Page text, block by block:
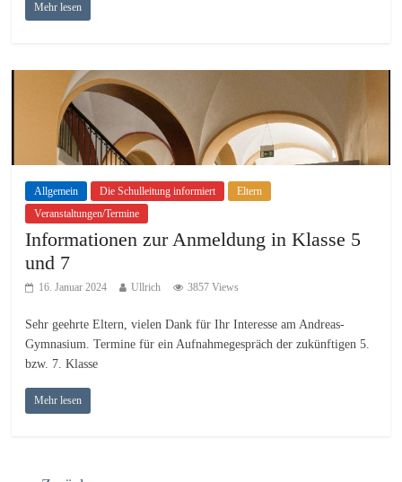
Mehr lesen
Allgemein Die Schulleitung informiert
Eltern
Veranstaltungen/Termine
Informationen zur Anmeldung in Klasse 5
und 7
16. Januar 2024 Ullrich 3857 Views
Sehr geehrte Eltern, vielen Dank für Ihr Interesse am Andreas-
Gymnasium. Termine für ein Aufnahmegespräch der zukünftigen 5.
bzw. 7. Klasse
Mehr lesen